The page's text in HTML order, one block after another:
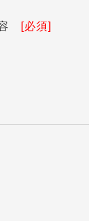
容 [必須]